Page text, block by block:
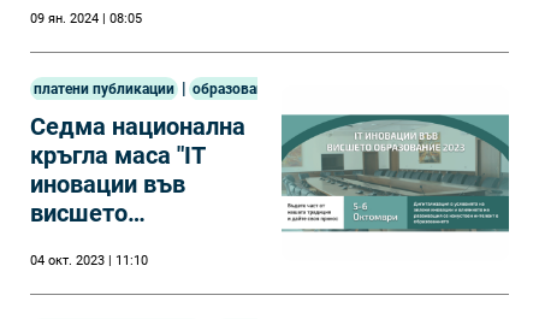
университетите във
Варна
09 ян. 2024 | 08:05
платени публикации | образование
Седма национална
кръгла маса "IT
иновации във
висшето
04 окт. 2023 | 11:10